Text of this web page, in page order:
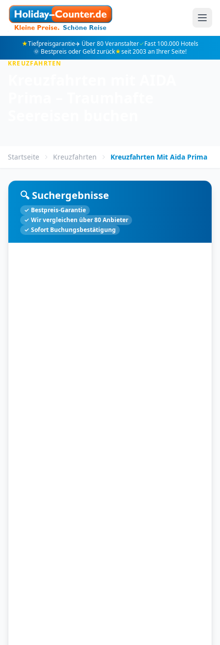
★Tiefpreisgarantie✈️ Über 80 Veranstalter✓Fast 100.000 Hotels
🌞 Bestpreis oder Geld zurück★seit 2003 an Ihrer Seite!
KREUZFAHRTEN
Startseite Kreuzfahrten Kreuzfahrten Mit Aida Prima
🔍 Suchergebnisse
✓ Bestpreis-Garantie
✓ Wir vergleichen über 80 Anbieter
✓ Sofort Buchungsbestätigung